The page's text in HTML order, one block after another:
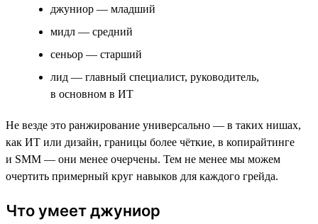
джуниор — младший
мидл — средний
сеньор — старший
лид — главный специалист, руководитель,
в основном в ИТ
Не везде это ранжирование универсально — в таких нишах,
как ИТ или дизайн, границы более чёткие, в копирайтинге
и SMM — они менее очерчены. Тем не менее мы можем
очертить примерный круг навыков для каждого грейда.
Что умеет джуниор